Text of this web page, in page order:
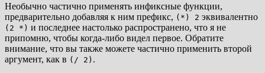
Необычно частично применять инфиксные функции,
предварительно добавляя к ним префикс, (*) 2 эквивалентно
(2 *) и последнее настолько распространено, что я не
припомню, чтобы когда-либо видел первое. Обратите
внимание, что вы также можете частично применить второй
аргумент, как в (/ 2) .